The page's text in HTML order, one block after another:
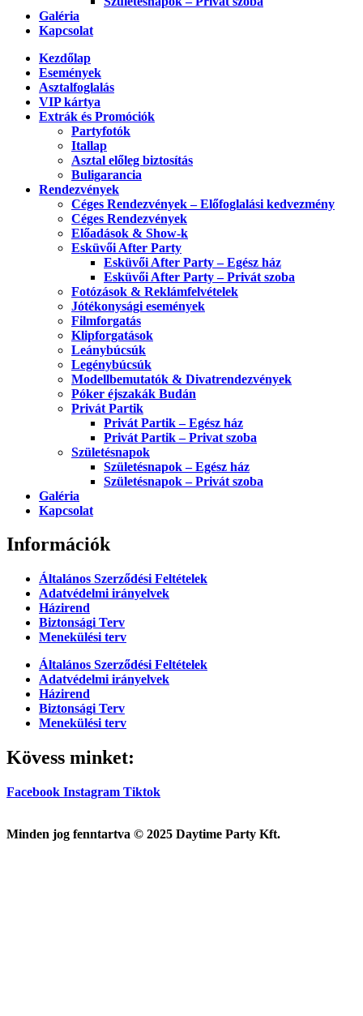
Galéria
Kapcsolat
Kezdőlap
Események
Asztalfoglalás
VIP kártya
Extrák és Promóciók
Partyfotók
Itallap
Asztal előleg biztosítás
Buligarancia
Rendezvények
Céges Rendezvények – Előfoglalási kedvezmény
Céges Rendezvények
Előadások & Show-k
Esküvői After Party
Esküvői After Party – Egész ház
Esküvői After Party – Privát szoba
Fotózások & Reklámfelvételek
Jótékonysági események
Filmforgatás
Klipforgatások
Leánybúcsúk
Legénybúcsúk
Modellbemutatók & Divatrendezvények
Póker éjszakák Budán
Privát Partik
Privát Partik – Egész ház
Privát Partik – Privat szoba
Születésnapok
Születésnapok – Egész ház
Születésnapok – Privát szoba
Galéria
Kapcsolat
Információk
Általános Szerződési Feltételek
Adatvédelmi irányelvek
Házirend
Biztonsági Terv
Menekülési terv
Általános Szerződési Feltételek
Adatvédelmi irányelvek
Házirend
Biztonsági Terv
Menekülési terv
Kövess minket:
Facebook Instagram Tiktok
Minden jog fenntartva © 2025 Daytime Party Kft.